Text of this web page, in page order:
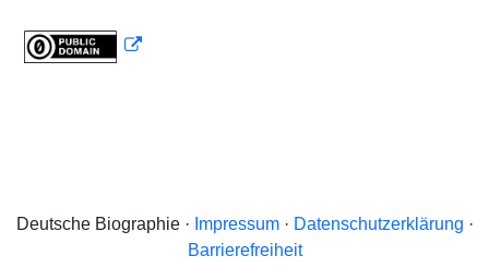
Deutsche Biographie · Impressum· Datenschutzerklärung ·
Barrierefreiheit